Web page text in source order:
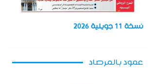
نسخة 11 جويلية 2026
عمود بالمرصاد